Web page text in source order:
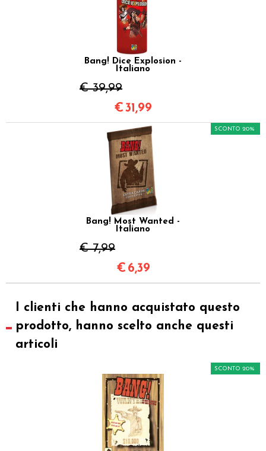
Bang! Dice Explosion -
Italiano
€ 39,99
€31,99
Bang! Most Wanted -
Italiano
€ 7,99
SCONTO 20%
€ 6,39
I clienti che hanno acquistato questo
prodotto, hanno scelto anche questi
articoli
SCONTO 20%